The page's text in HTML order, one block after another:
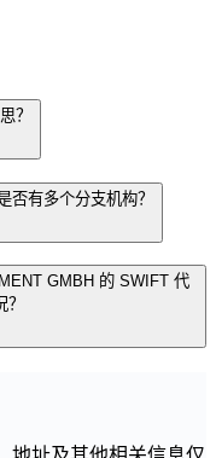
？
有多个分支机构？
GMBH 的 SWIFT 代